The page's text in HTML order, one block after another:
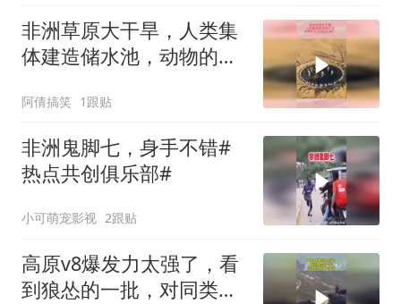
非洲草原大干旱，人类集
体建造储水池，动物的会
阿倩搞笑 1跟贴
非洲鬼脚七，身手不错#
热点共创俱乐部#
小可萌宠影视 2跟贴
高原v8爆发力太强了，看
到狼怂的一批，对同类感